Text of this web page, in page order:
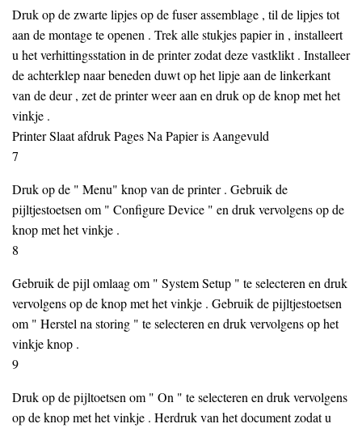
Druk op de zwarte lipjes op de fuser assemblage , til de lipjes tot
aan de montage te openen . Trek alle stukjes papier in , installeert
u het verhittingsstation in de printer zodat deze vastklikt . Installeer
de achterklep naar beneden duwt op het lipje aan de linkerkant
van de deur , zet de printer weer aan en druk op de knop met het
vinkje .
Printer Slaat afdruk Pages Na Papier is Aangevuld
7
Druk op de " Menu" knop van de printer . Gebruik de
pijltjestoetsen om " Configure Device " en druk vervolgens op de
knop met het vinkje .
8
Gebruik de pijl omlaag om " System Setup " te selecteren en druk
vervolgens op de knop met het vinkje . Gebruik de pijltjestoetsen
om " Herstel na storing " te selecteren en druk vervolgens op het
vinkje knop .
9
Druk op de pijltoetsen om " On " te selecteren en druk vervolgens
op de knop met het vinkje . Herdruk van het document zodat u